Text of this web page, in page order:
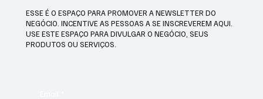
ESSE É O ESPAÇO PARA PROMOVER A NEWSLETTER DO
NEGÓCIO. INCENTIVE AS PESSOAS A SE INSCREVEREM AQUI.
USE ESTE ESPAÇO PARA DIVULGAR O NEGÓCIO, SEUS
PRODUTOS OU SERVIÇOS.